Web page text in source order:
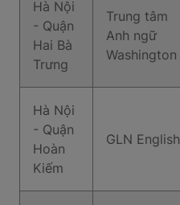
Hà Nội
- Quận
Hai Bà
Trưng
Trung tâm
Anh ngữ
Washington
Hà Nội
- Quận
Hoàn
Kiếm
GLN English